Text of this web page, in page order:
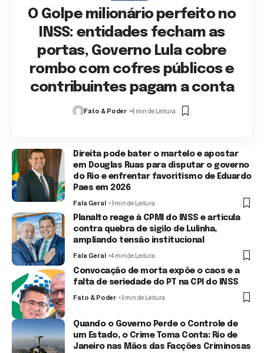
O Golpe milionário perfeito no
INSS: entidades fecham as
portas, Governo Lula cobre
rombo com cofres públicos e
contribuintes pagam a conta
Fato & Poder 4 min de Leitura
Direita pode bater o martelo e apostar
em Douglas Ruas para disputar o governo
do Rio e enfrentar favoritismo de Eduardo
Paes em 2026
Fala Geral 3 min de Leitura
Planalto reage à CPMI do INSS e articula
contra quebra de sigilo de Lulinha,
ampliando tensão institucional
Fala Geral 4 min de Leitura
Convocação de morta expõe o caos e a
falta de seriedade do PT na CPI do INSS
Fato & Poder 3 min de Leitura
Quando o Governo Perde o Controle de
um Estado, o Crime Toma Conta: Rio de
Janeiro nas Mãos das Facções Criminosas